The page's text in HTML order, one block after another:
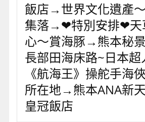
飯店→世界文化遺產
集落→❤特別安排❤天
心～賞海豚→熊本秘
長部田海床路~日本超
《航海王》操舵手海
所在地→熊本ANA新
皇冠飯店